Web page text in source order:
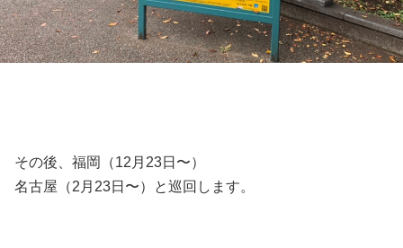
その後、福岡（12月23日〜）
名古屋（2月23日〜）と巡回します。